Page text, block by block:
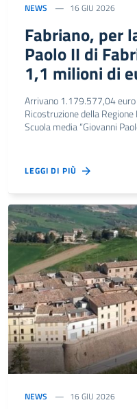
NEWS 16 GIU 2026
Fabriano, per
Paolo II di
1,1 milioni di
Arrivano 1.179.577,04 euro
Ricostruzione della
Scuola media “Giovanni
LEGGI DI PIÙ
NEWS 16 GIU 2026